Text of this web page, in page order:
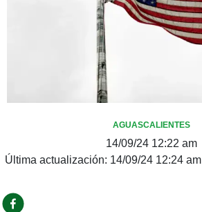
AGUASCALIENTES
14/09/24 12:22 am
Última actualización: 14/09/24 12:24 am